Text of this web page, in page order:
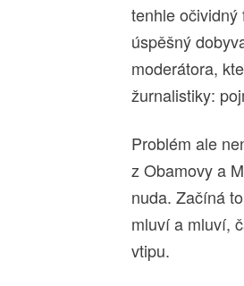
tenhle
úspěšný
moderátora,
žurnalistiky:
Problém ale
z Obamovy a
nuda. Začíná
mluví a mluví,
vtipu.